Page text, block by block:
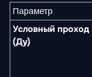
Параметр
Условный проход
(Ду)